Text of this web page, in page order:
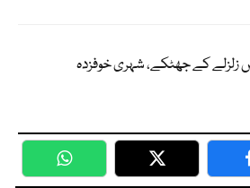
زلزلے کے جھٹکے، شہری خوفزدہ
WhatsApp Twitter